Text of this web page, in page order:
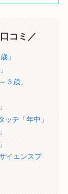
コミ／
」
３歳」
チ「年中」
イエンスプ